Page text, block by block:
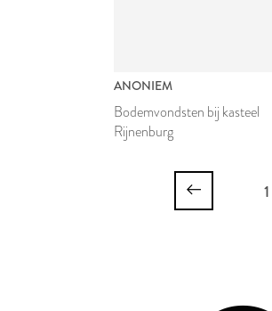
ANONIEM
Bodemvondsten bij kasteel
Rijnenburg
1